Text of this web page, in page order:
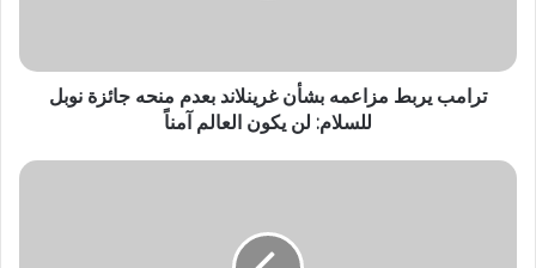
ترامب يربط مزاعمه بشأن غرينلاند بعدم منحه جائزة نوبل
للسلام: لن يكون العالم آمناً